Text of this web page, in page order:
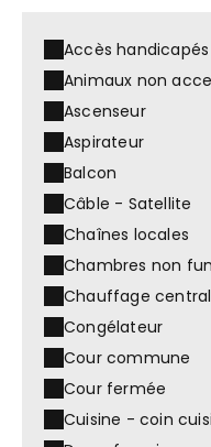
Accès handicapés
Animaux non
Ascenseur
Aspirateur
Balcon
Câble - Satellite
Chaînes locales
Chambres non
Chauffage central
Congélateur
Cour commune
Cour fermée
Cuisine - coin